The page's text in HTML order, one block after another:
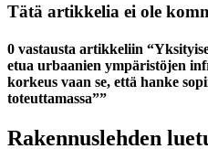
Tätä artikkelia ei ole
0 vastausta artikkeliin
etua urbaanien ympäristöjen
korkeus vaan se, että hanke
toteuttamassa””
Rakennuslehden